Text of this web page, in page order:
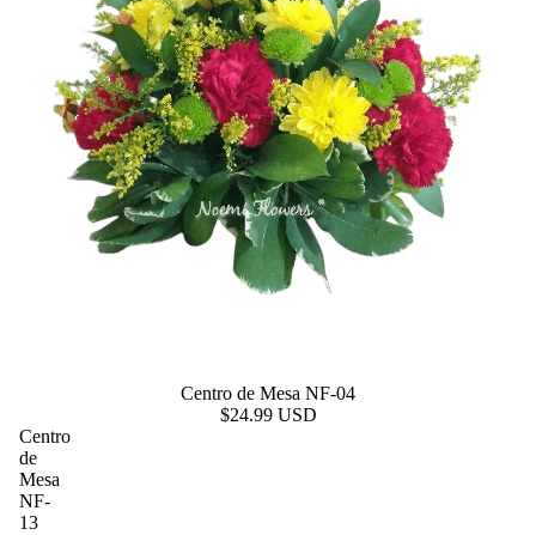
Centro de Mesa NF-04
$24.99 USD
Centro
de
Mesa
NF-
13